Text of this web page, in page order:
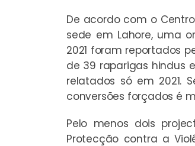
De acordo com o
sede em Lahore, uma
2021 foram reportados
de 39 raparigas hindus
relatados só em 2021.
conversões forçados é
Pelo menos dois
Protecção contra a